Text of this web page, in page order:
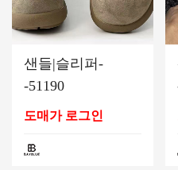
샌들|슬리퍼-
-51190
도매가 로그인